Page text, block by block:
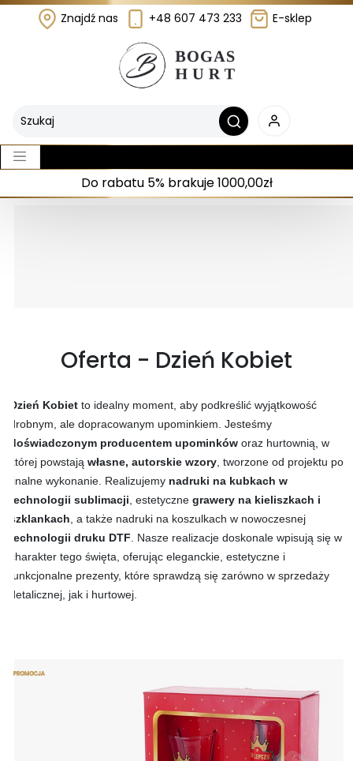
Znajdź nas +48 607 473 233 E-sklep
Do rabatu 5% brakuje 1000,00zł
Oferta - Dzień Kobiet
Dzień Kobiet to idealny moment, aby podkreślić wyjątkowość
drobnym, ale dopracowanym upominkiem. Jesteśmy
doświadczonym producentem upominków oraz hurtownią, w
której powstają własne, autorskie wzory , tworzone od projektu po
finalne wykonanie. Realizujemy nadruki na kubkach w
technologii sublimacji , estetyczne grawery na kieliszkach i
szklankach , a także nadruki na koszulkach w nowoczesnej
technologii druku DTF . Nasze realizacje doskonale wpisują się w
charakter tego święta, oferując eleganckie, estetyczne i
funkcjonalne prezenty, które sprawdzą się zarówno w sprzedaży
detalicznej, jak i hurtowej.